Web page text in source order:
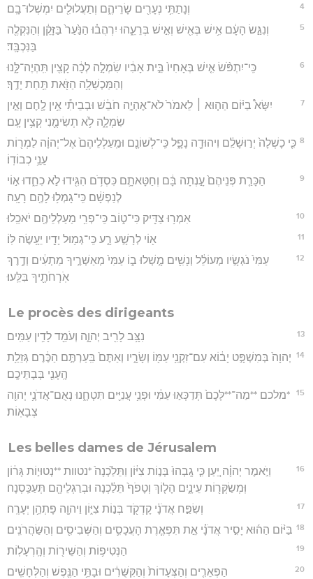
4 וְנָתַתִּ֥י נְעָרִ֖ים שָׂרֵיהֶ֑ם וְתַעֲלוּלִ֖ים יִמְשְׁלוּ־בָֽם׃
5
וְנִגַּ֣שׂ הָעָ֔ם אִ֥ישׁ בְּאִ֖ישׁ וְאִ֣ישׁ בְּרֵעֵ֑הוּ יִרְהֲב֗וּ הַנַּ֙עַר֙ בַּזָּקֵ֔ן וְהַנִּקְלֶ֖ה
בַּנִּכְבָּֽד׃
6
כִּֽי־יִתְפֹּ֨שׂ אִ֤ישׁ בְּאָחִיו֙ בֵּ֣ית אָבִ֔יו שִׂמְלָ֣ה לְכָ֔ה קָצִ֖ין תִּֽהְיֶה־לָּ֑נוּ
וְהַמַּכְשֵׁלָ֥ה הַזֹּ֖את תַּ֥חַת יָדֶֽךָ׃
7
יִשָּׂא֩ בַיּ֨וֹם הַה֤וּא ׀ לֵאמֹר֙ לֹא־אֶהְיֶ֣ה חֹבֵ֔שׁ וּבְבֵיתִ֕י אֵ֥ין לֶ֖חֶם וְאֵ֣ין
שִׂמְלָ֑ה לֹ֥א תְשִׂימֻ֖נִי קְצִ֥ין עָֽם׃
8 כִּ֤י כָשְׁלָה֙ יְר֣וּשָׁלִַ֔ם וִיהוּדָ֖ה נָפָ֑ל כִּֽי־לְשׁוֹנָ֤ם וּמַֽעַלְלֵיהֶם֙ אֶל־יְהוָ֔ה לַמְר֖וֹת
עֵנֵ֥י כְבוֹדֽוֹ׃
9
הַכָּרַ֤ת פְּנֵיהֶם֙ עָ֣נְתָה בָּ֔ם וְחַטָּאתָ֛ם כִּסְדֹ֥ם הִגִּ֖ידוּ לֹ֣א כִחֵ֑דוּ א֣וֹי
לְנַפְשָׁ֔ם כִּֽי־גָמְל֥וּ לָהֶ֖ם רָעָֽה׃
10 אִמְר֥וּ צַדִּ֖יק כִּי־ט֑וֹב כִּֽי־פְרִ֥י מַעַלְלֵיהֶ֖ם יֹאכֵֽלוּ׃
11 א֖וֹי לְרָשָׁ֣ע רָ֑ע כִּֽי־גְמ֥וּל יָדָ֖יו יֵעָ֥שֶׂה לּֽוֹ׃
12
עַמִּי֙ נֹגְשָׂ֣יו מְעוֹלֵ֔ל וְנָשִׁ֖ים מָ֣שְׁלוּ ב֑וֹ עַמִּי֙ מְאַשְּׁרֶ֣יךָ מַתְעִ֔ים וְדֶ֥רֶךְ
אֹֽרְחֹתֶ֖יךָ בִּלֵּֽעוּ׃
Le procès des dirigeants
13 נִצָּ֥ב לָרִ֖יב יְהוָ֑ה וְעֹמֵ֖ד לָדִ֥ין עַמִּֽים׃
14
יְהוָה֙ בְּמִשְׁפָּ֣ט יָב֔וֹא עִם־זִקְנֵ֥י עַמּ֖וֹ וְשָׂרָ֑יו וְאַתֶּם֙ בִּֽעַרְתֶּ֣ם הַכֶּ֔רֶם גְּזֵלַ֥ת
הֶֽעָנִ֖י בְּבָתֵּיכֶֽם׃
15
*מלכם **מַה־**לָּכֶם֙ תְּדַכְּא֣וּ עַמִּ֔י וּפְנֵ֥י עֲנִיִּ֖ים תִּטְחָ֑נוּ נְאֻם־אֲדֹנָ֥י יְהוִ֖ה
צְבָאֽוֹת׃
Les belles dames de Jérusalem
16
וַיֹּ֣אמֶר יְהוָ֗ה יַ֚עַן כִּ֤י גָֽבְהוּ֙ בְּנ֣וֹת צִיּ֔וֹן וַתֵּלַ֙כְנָה֙ *נטוות **נְטוּי֣וֹת גָּר֔וֹן
וּֽמְשַׂקְּר֖וֹת עֵינָ֑יִם הָל֤וֹךְ וְטָפֹף֙ תֵּלַ֔כְנָה וּבְרַגְלֵיהֶ֖ם תְּעַכַּֽסְנָה׃
17 וְשִׂפַּ֣ח אֲדֹנָ֔י קָדְקֹ֖ד בְּנ֣וֹת צִיּ֑וֹן וַיהוָ֖ה פָּתְהֵ֥ן יְעָרֶֽה׃
18 בַּיּ֨וֹם הַה֜וּא יָסִ֣יר אֲדֹנָ֗י אֵ֣ת תִּפְאֶ֧רֶת הָעֲכָסִ֛ים וְהַשְּׁבִיסִ֖ים וְהַשַּׂהֲרֹנִֽים׃
19 הַנְּטִיפ֥וֹת וְהַשֵּׁיר֖וֹת וְהָֽרְעָלֽוֹת׃
20 הַפְּאֵרִ֤ים וְהַצְּעָדוֹת֙ וְהַקִּשֻּׁרִ֔ים וּבָתֵּ֥י הַנֶּ֖פֶשׁ וְהַלְּחָשִֽׁים׃